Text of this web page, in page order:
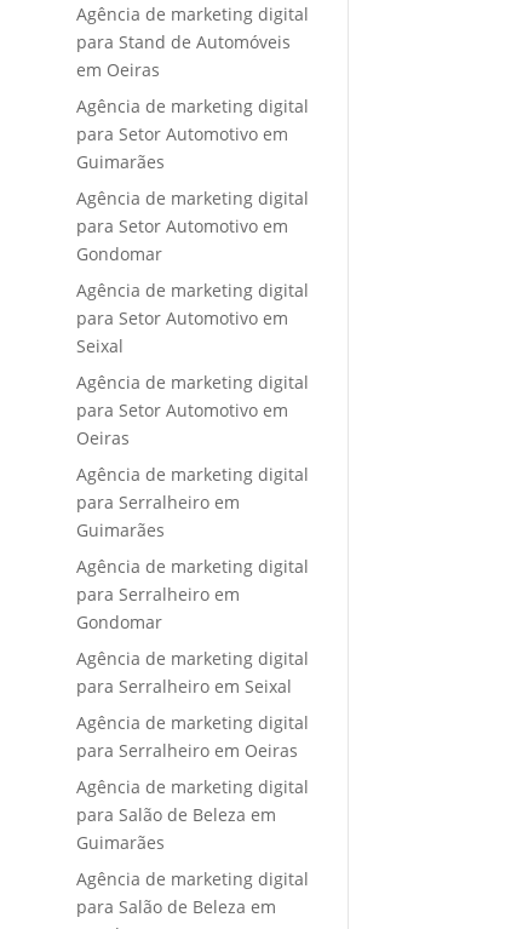
Agência de marketing digital
para Stand de Automóveis
em Oeiras
Agência de marketing digital
para Setor Automotivo em
Guimarães
Agência de marketing digital
para Setor Automotivo em
Gondomar
Agência de marketing digital
para Setor Automotivo em
Seixal
Agência de marketing digital
para Setor Automotivo em
Oeiras
Agência de marketing digital
para Serralheiro em
Guimarães
Agência de marketing digital
para Serralheiro em
Gondomar
Agência de marketing digital
para Serralheiro em Seixal
Agência de marketing digital
para Serralheiro em Oeiras
Agência de marketing digital
para Salão de Beleza em
Guimarães
Agência de marketing digital
para Salão de Beleza em